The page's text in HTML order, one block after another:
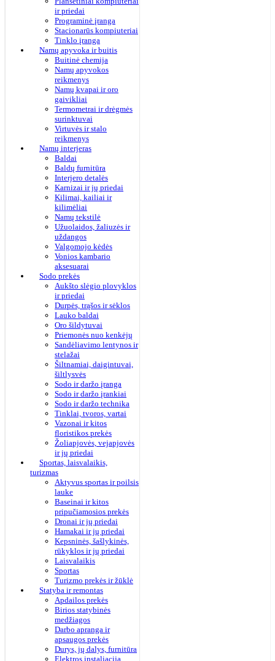
ir priedai
Programinė įranga
Stacionarūs kompiuteriai
Tinklo įranga
Namų apyvoka ir buitis
Buitinė chemija
Namų apyvokos
reikmenys
Namų kvapai ir oro
gaivikliai
Termometrai ir drėgmės
surinktuvai
Virtuvės ir stalo
reikmenys
Namų interjeras
Baldai
Baldų furnitūra
Interjero detalės
Karnizai ir jų priedai
Kilimai, kailiai ir
kilimėliai
Namų tekstilė
Užuolaidos, žaliuzės ir
uždangos
Valgomojo kėdės
Vonios kambario
aksesuarai
Sodo prekės
Aukšto slėgio plovyklos
ir priedai
Durpės, trąšos ir sėklos
Lauko baldai
Oro šildytuvai
Priemonės nuo kenkėjų
Sandėliavimo lentynos ir
stelažai
Šiltnamiai, daigintuvai,
šiltlysvės
Sodo ir daržo įranga
Sodo ir daržo įrankiai
Sodo ir daržo technika
Tinklai, tvoros, vartai
Vazonai ir kitos
floristikos prekės
Žoliapjovės, vejapjovės
ir jų priedai
Sportas, laisvalaikis,
turizmas
Aktyvus sportas ir poilsis
lauke
Baseinai ir kitos
pripučiamosios prekės
Dronai ir jų priedai
Hamakai ir jų priedai
Kepsninės, šašlykinės,
rūkyklos ir jų priedai
Laisvalaikis
Sportas
Turizmo prekės ir žūklė
Statyba ir remontas
Apdailos prekės
Birios statybinės
medžiagos
Darbo apranga ir
apsaugos prekės
Durys, jų dalys, furnitūra
Elektros instaliacija